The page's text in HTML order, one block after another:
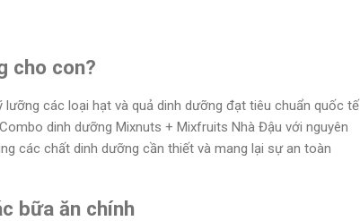
cho con?
các loại hạt và quả dinh dưỡng đạt tiêu chuẩn quốc tế
dinh dưỡng Mixnuts + Mixfruits Nhà Đậu với nguyên
các chất dinh dưỡng cần thiết và mang lại sự an toàn
bữa ăn chính